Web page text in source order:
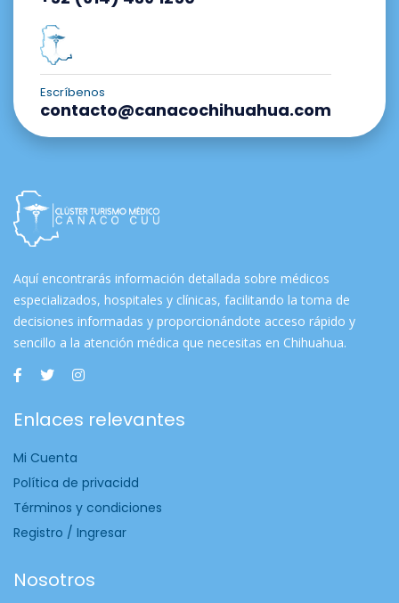
Escríbenos
contacto@canacochihuahua.com
Aquí encontrarás información detallada sobre médicos
especializados, hospitales y clínicas, facilitando la toma de
decisiones informadas y proporcionándote acceso rápido y
sencillo a la atención médica que necesitas en Chihuahua.
Enlaces relevantes
Mi Cuenta
Política de privacidd
Términos y condiciones
Registro / Ingresar
Nosotros